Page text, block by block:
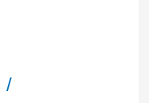
/